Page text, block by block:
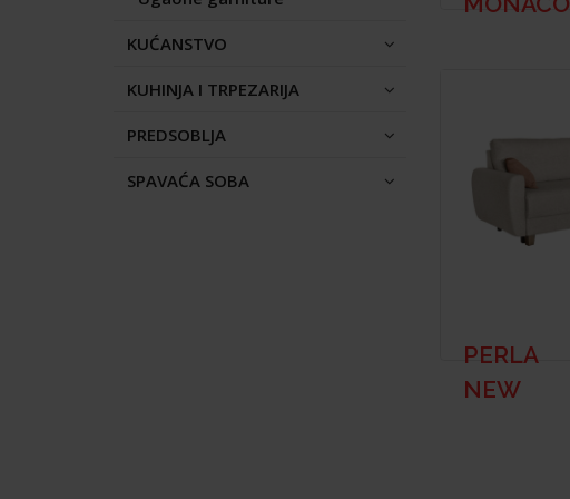
KUĆANSTVO
KUHINJA I TRPEZARIJA
PREDSOBLJA
SPAVAĆA SOBA
PERLA
NEW